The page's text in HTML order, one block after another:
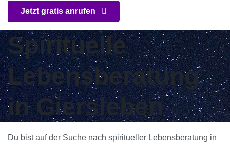
Jetzt gratis anrufen
Spirituelle
Lebensberatung
in Giersleben
Du bist auf der Suche nach spiritueller Lebensberatung in